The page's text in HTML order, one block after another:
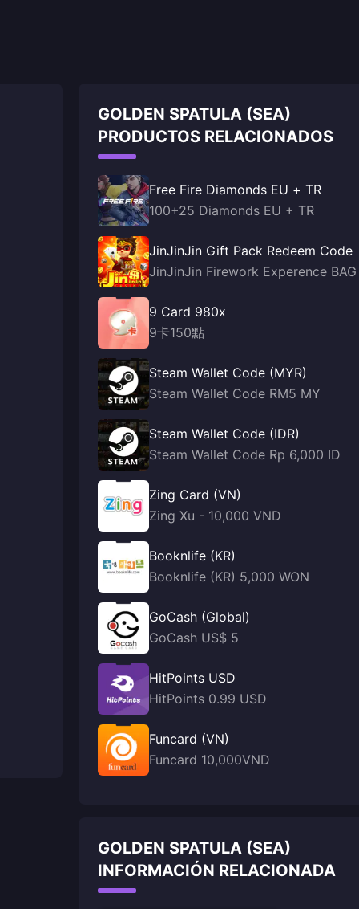
GOLDEN SPATULA (SEA)
PRODUCTOS RELACIONADOS
Free Fire Diamonds EU + TR
100+25 Diamonds EU + TR
JinJinJin Gift Pack Redeem Code
JinJinJin Firework Experence BAG
9 Card 980x
9卡150點
Steam Wallet Code (MYR)
Steam Wallet Code RM5 MY
Steam Wallet Code (IDR)
Steam Wallet Code Rp 6,000 ID
Zing Card (VN)
Zing Xu - 10,000 VND
Booknlife (KR)
Booknlife (KR) 5,000 WON
GoCash (Global)
GoCash US$ 5
HitPoints USD
HitPoints 0.99 USD
Funcard (VN)
Funcard 10,000VND
GOLDEN SPATULA (SEA)
INFORMACIÓN RELACIONADA